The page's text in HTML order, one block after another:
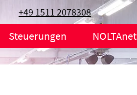
Steuerungen NOLTAnet
+49 1511 2078308